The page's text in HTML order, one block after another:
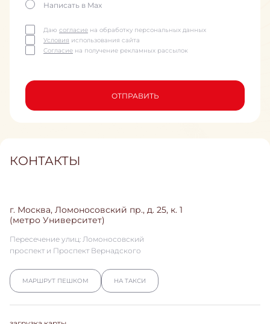
Написать в Max
Даю согласие на обработку персональных данных
Условия использования сайта
Согласие на получение рекламных рассылок
ОТПРАВИТЬ
КОНТАКТЫ
г. Москва, Ломоносовский пр., д. 25, к. 1
(метро Университет)
Пересечение улиц: Ломоносовский
проспект и Проспект Вернадского
МАРШРУТ ПЕШКОМ НА ТАКСИ